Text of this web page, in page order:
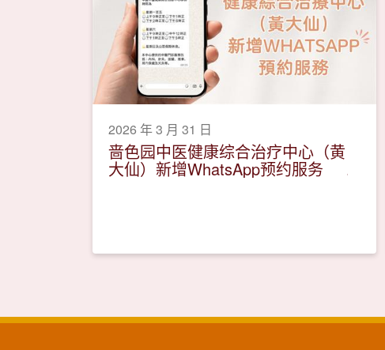
2026 年 3 月 31 日
啬色园中医健康综合治疗中心（黄
大仙）新增WhatsApp预约服务